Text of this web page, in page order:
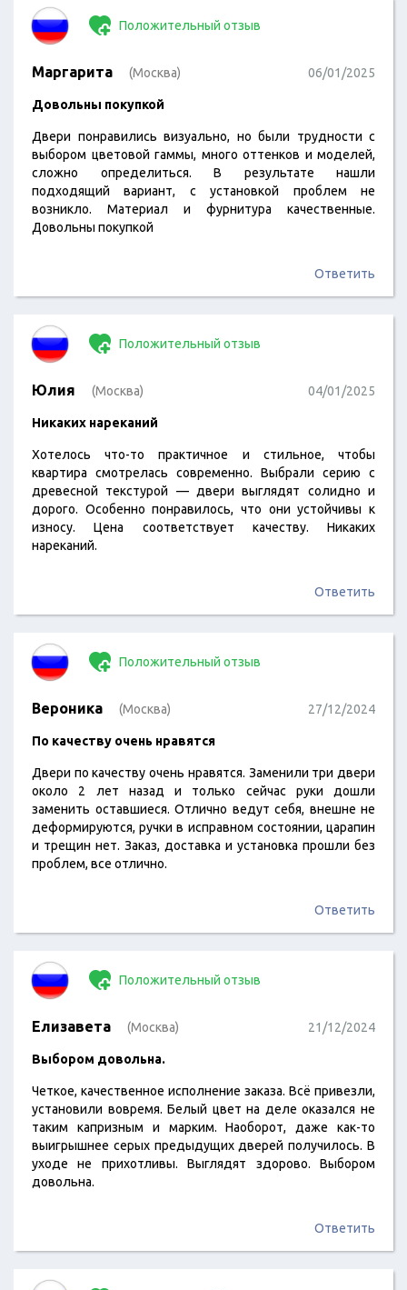
Положительный отзыв
Маргарита (Москва) 06/01/2025
Довольны покупкой
Двери понравились визуально, но были трудности с
выбором цветовой гаммы, много оттенков и моделей,
сложно определиться. В результате нашли
подходящий вариант, с установкой проблем не
возникло. Материал и фурнитура качественные.
Довольны покупкой
Ответить
Положительный отзыв
Юлия (Москва) 04/01/2025
Никаких нареканий
Хотелось что-то практичное и стильное, чтобы
квартира смотрелась современно. Выбрали серию с
древесной текстурой — двери выглядят солидно и
дорого. Особенно понравилось, что они устойчивы к
износу. Цена соответствует качеству. Никаких
нареканий.
Ответить
Положительный отзыв
Вероника (Москва) 27/12/2024
По качеству очень нравятся
Двери по качеству очень нравятся. Заменили три двери
около 2 лет назад и только сейчас руки дошли
заменить оставшиеся. Отлично ведут себя, внешне не
деформируются, ручки в исправном состоянии, царапин
и трещин нет. Заказ, доставка и установка прошли без
проблем, все отлично.
Ответить
Положительный отзыв
Елизавета (Москва) 21/12/2024
Выбором довольна.
Четкое, качественное исполнение заказа. Всё привезли,
установили вовремя. Белый цвет на деле оказался не
таким капризным и марким. Наоборот, даже как-то
выигрышнее серых предыдущих дверей получилось. В
уходе не прихотливы. Выглядят здорово. Выбором
довольна.
Ответить